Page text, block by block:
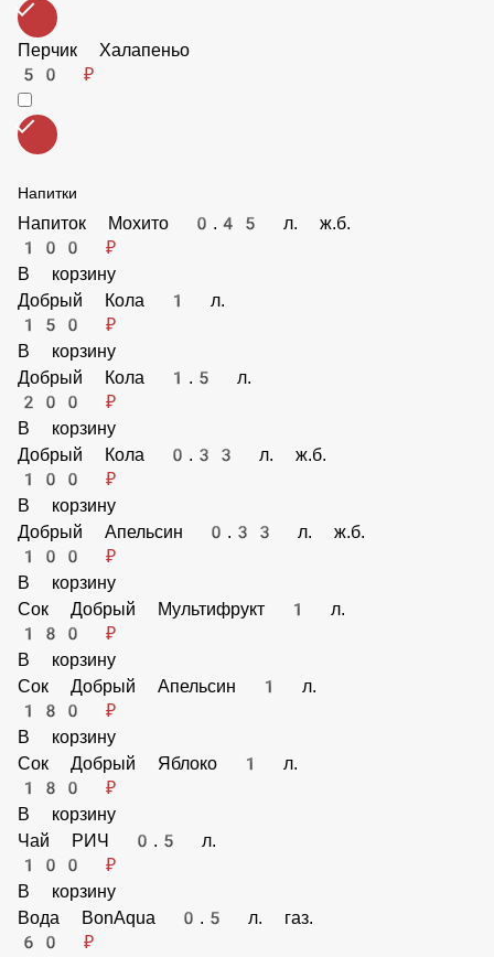
50 ₽
Напитки
Напиток Мохито 0.45 л. ж.б.
100 ₽
В корзину
Добрый Кола 1 л.
150 ₽
В корзину
Добрый Кола 1.5 л.
200 ₽
В корзину
Добрый Кола 0.33 л. ж.б.
100 ₽
В корзину
Добрый Апельсин 0.33 л. ж.б.
100 ₽
Сок Добрый Мультифрукт 1 л.
180 ₽
В корзину
Сок Добрый Апельсин 1 л.
180 ₽
В корзину